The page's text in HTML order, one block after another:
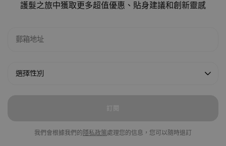
護髮之旅中獲取更多超值優惠、貼身建議和創新靈感
我們會根據我們的 隱私政策處理您的信息，您可以隨時退訂